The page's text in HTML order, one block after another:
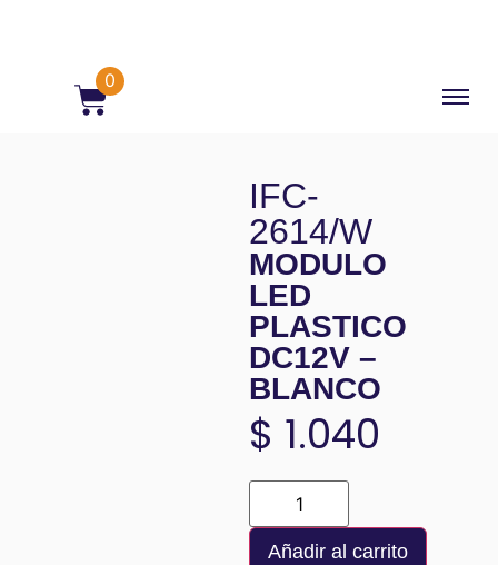
0
IFC-
2614/W
MODULO
LED
PLASTICO
DC12V –
BLANCO
$ 1.040
Añadir al carrito